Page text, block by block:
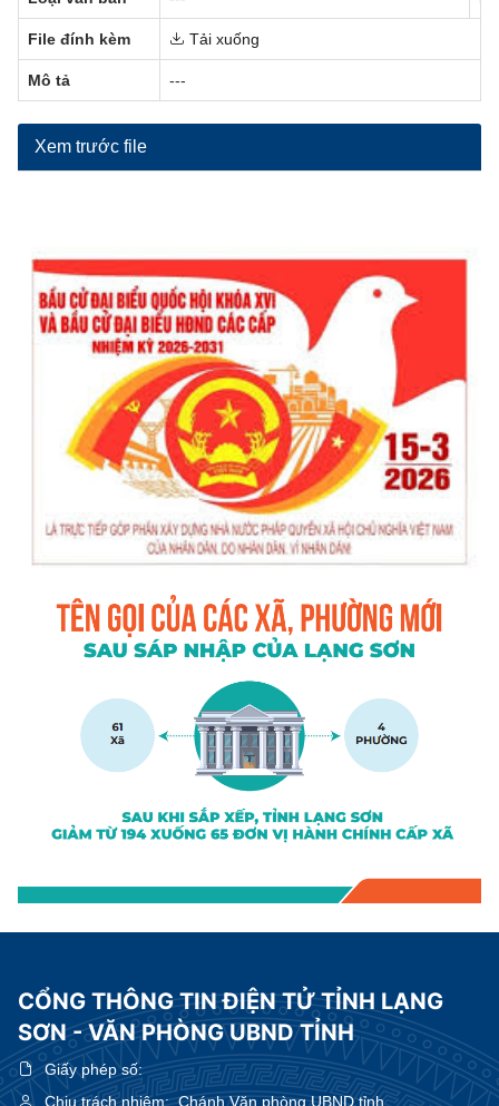
File đính kèm Tải xuống
Mô tả ---
Xem trước file
CỔNG THÔNG TIN ĐIỆN TỬ TỈNH LẠNG
SƠN - VĂN PHÒNG UBND TỈNH
Giấy phép số:
Chịu trách nhiệm:Chánh Văn phòng UBND tỉnh